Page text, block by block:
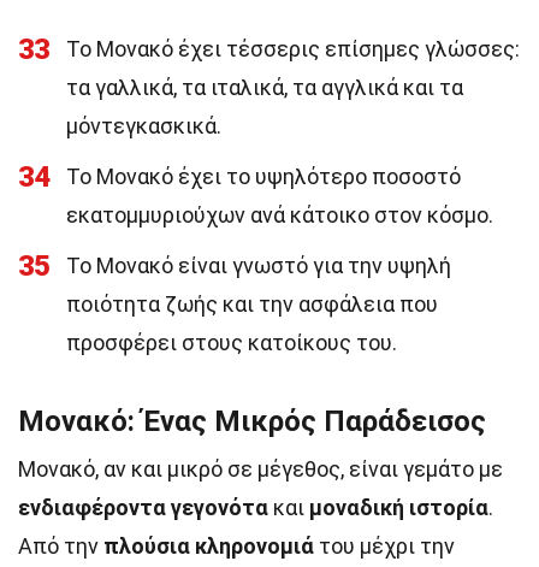
33
Το Μονακό έχει τέσσερις επίσημες γλώσσες:
τα γαλλικά, τα ιταλικά, τα αγγλικά και τα
μόντεγκασκικά.
34
Το Μονακό έχει το υψηλότερο ποσοστό
εκατομμυριούχων ανά κάτοικο στον κόσμο.
35
Το Μονακό είναι γνωστό για την υψηλή
ποιότητα ζωής και την ασφάλεια που
προσφέρει στους κατοίκους του.
Μονακό: Ένας Μικρός Παράδεισος
Μονακό, αν και μικρό σε μέγεθος, είναι γεμάτο με
ενδιαφέροντα γεγονότα και μοναδική ιστορία.
Από την πλούσια κληρονομιά του μέχρι την